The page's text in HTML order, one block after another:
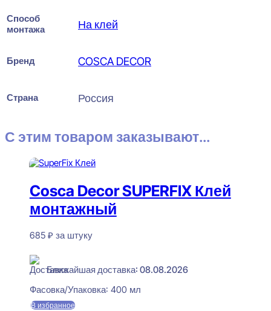
Способ
монтажа
На клей
Бренд COSCA DECOR
Страна Россия
С этим товаром заказывают...
Cosca Decor SUPERFIX Клей
монтажный
685 ₽ за штуку
Ближайшая доставка: 08.08.2026
Фасовка/Упаковка: 400 мл
В избранное